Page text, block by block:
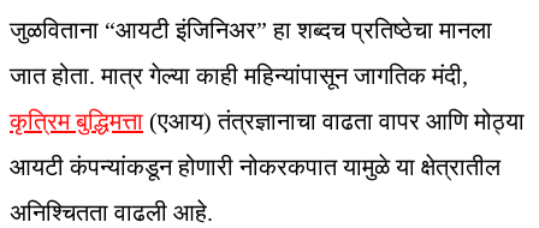
जुळविताना “आयटी इंजिनिअर” हा शब्दच प्रतिष्ठेचा मानला
जात होता. मात्र गेल्या काही महिन्यांपासून जागतिक मंदी,
कृत्रिम बुद्धिमत्ता (एआय) तंत्रज्ञानाचा वाढता वापर आणि मोठ्या
आयटी कंपन्यांकडून होणारी नोकरकपात यामुळे या क्षेत्रातील
अनिश्चितता वाढली आहे.